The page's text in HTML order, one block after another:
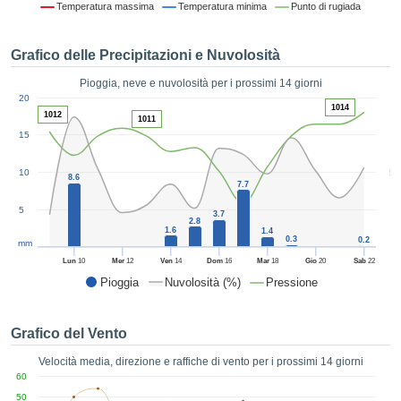
o
di
per
senza
clic sul
ACCETTA
CONTINUA
IMPOSTAZIONI
Temperatura massima Temperatura minima Punto di rugiada
Grafico delle Precipitazioni e Nuvolosità
Pioggia, neve e nuvolosità per i prossimi 14 giorni
Pioggia Nuvolosità (%) Pressione
50
Lun 10 Mer12 Ven14 Dom16 Mar18 Gio 20 Sab22
5
10
15
20
mm
8.6
1.6
2.8
3.7
7.7
1.4
0.3
0.2
1012 1011
1014
Grafico del Vento
Velocità media, direzione e raffiche di vento per i prossimi 14 giorni
50
60